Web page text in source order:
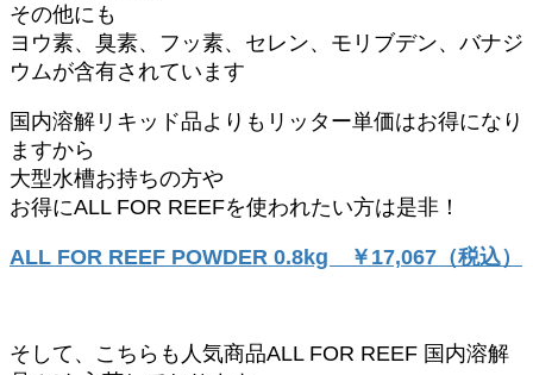
その他にも
ヨウ素、臭素、フッ素、セレン、モリブデン、バナジ
ウムが含有されています
国内溶解リキッド品よりもリッター単価はお得になり
ますから
大型水槽お持ちの方や
お得にALL FOR REEFを使われたい方は是非！
ALL FOR REEF POWDER 0.8kg ￥17,067（税込）
そして、こちらも人気商品ALL FOR REEF 国内溶解